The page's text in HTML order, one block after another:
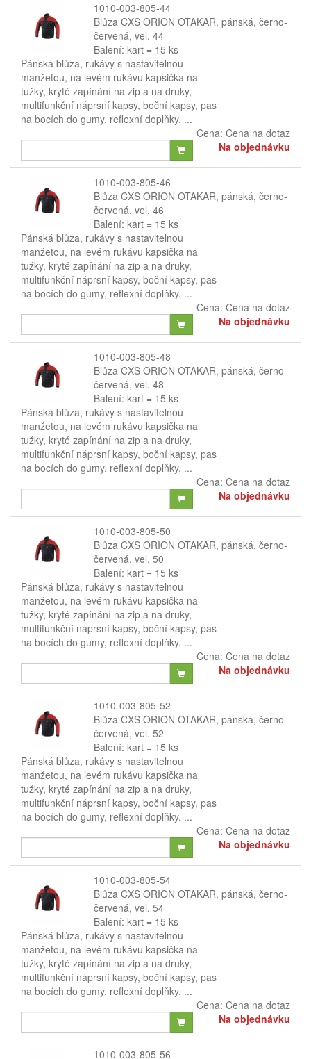
1010-003-805-44
Blůza CXS ORION OTAKAR, pánská, černo-
červená, vel. 44
Balení: kart = 15 ks
Pánská blůza, rukávy s nastavitelnou
manžetou, na levém rukávu kapsička na
tužky, kryté zapínání na zip a na druky,
multifunkční náprsní kapsy, boční kapsy, pas
na bocích do gumy, reflexní doplňky. ...
Cena: Cena na dotaz
Na objednávku
1010-003-805-46
Blůza CXS ORION OTAKAR, pánská, černo-
červená, vel. 46
Balení: kart = 15 ks
Pánská blůza, rukávy s nastavitelnou
manžetou, na levém rukávu kapsička na
tužky, kryté zapínání na zip a na druky,
multifunkční náprsní kapsy, boční kapsy, pas
na bocích do gumy, reflexní doplňky. ...
Cena: Cena na dotaz
Na objednávku
1010-003-805-48
Blůza CXS ORION OTAKAR, pánská, černo-
červená, vel. 48
Balení: kart = 15 ks
Pánská blůza, rukávy s nastavitelnou
manžetou, na levém rukávu kapsička na
tužky, kryté zapínání na zip a na druky,
multifunkční náprsní kapsy, boční kapsy, pas
na bocích do gumy, reflexní doplňky. ...
Cena: Cena na dotaz
Na objednávku
1010-003-805-50
Blůza CXS ORION OTAKAR, pánská, černo-
červená, vel. 50
Balení: kart = 15 ks
Pánská blůza, rukávy s nastavitelnou
manžetou, na levém rukávu kapsička na
tužky, kryté zapínání na zip a na druky,
multifunkční náprsní kapsy, boční kapsy, pas
na bocích do gumy, reflexní doplňky. ...
Cena: Cena na dotaz
Na objednávku
1010-003-805-52
Blůza CXS ORION OTAKAR, pánská, černo-
červená, vel. 52
Balení: kart = 15 ks
Pánská blůza, rukávy s nastavitelnou
manžetou, na levém rukávu kapsička na
tužky, kryté zapínání na zip a na druky,
multifunkční náprsní kapsy, boční kapsy, pas
na bocích do gumy, reflexní doplňky. ...
Cena: Cena na dotaz
Na objednávku
1010-003-805-54
Blůza CXS ORION OTAKAR, pánská, černo-
červená, vel. 54
Balení: kart = 15 ks
Pánská blůza, rukávy s nastavitelnou
manžetou, na levém rukávu kapsička na
tužky, kryté zapínání na zip a na druky,
multifunkční náprsní kapsy, boční kapsy, pas
na bocích do gumy, reflexní doplňky. ...
Cena: Cena na dotaz
Na objednávku
1010-003-805-56